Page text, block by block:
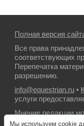
Полная версия
Все права
соответствующих
Перепечатка
разрешению.
info@equestrian.ru •
услуги
Мнение редакции
авторов.
Мы используем cookie